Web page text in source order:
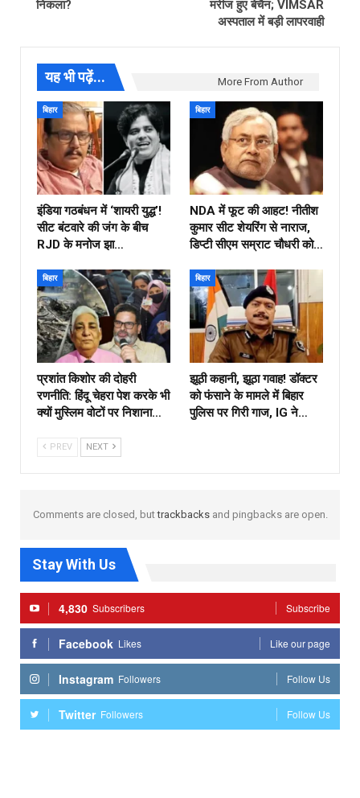
निकला?
मरीज हुए बेचैन; VIMSAR
अस्पताल में बड़ी लापरवाही
यह भी पढ़ें... More From Author
बिहार
इंडिया गठबंधन में ‘शायरी युद्ध’!
सीट बंटवारे की जंग के बीच
RJD के मनोज झा…
बिहार
NDA में फूट की आहट! नीतीश
कुमार सीट शेयरिंग से नाराज,
डिप्टी सीएम सम्राट चौधरी को…
बिहार
प्रशांत किशोर की दोहरी
रणनीति: हिंदू चेहरा पेश करके भी
क्यों मुस्लिम वोटों पर निशाना…
बिहार
झूठी कहानी, झूठा गवाह! डॉक्टर
को फंसाने के मामले में बिहार
पुलिस पर गिरी गाज, IG ने…
PREV NEXT
Comments are closed, buttrackbacksand pingbacks are open.
Stay With Us
4,830 Subscribers Subscribe
Facebook Likes Like our page
Instagram Followers Follow Us
Twitter Followers Follow Us